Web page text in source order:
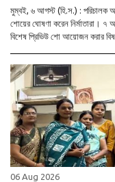
মুম্বই, ৬ আগস্ট (হি.স.) : পরিচালক অমিত রায়ের পারিবারিক ছবি ''ওহ মাই ডগ''-এর পেইড প্রিভিউ
শোয়ের ঘোষণা করেন নির্মাতারা। ৭
06 Aug 2026